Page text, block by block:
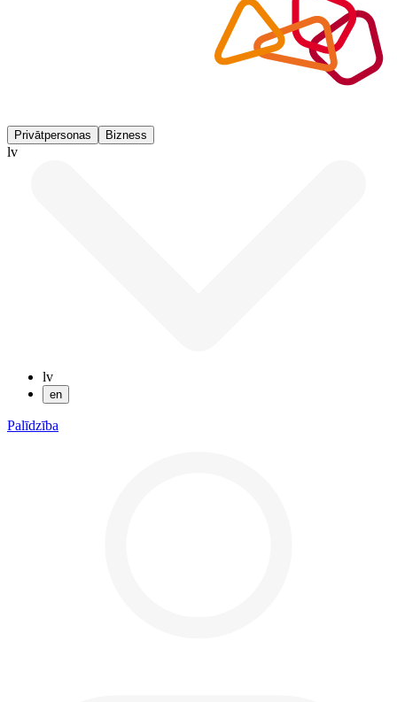
Privātpersonas Bizness
lv
lv
en
Palīdzība